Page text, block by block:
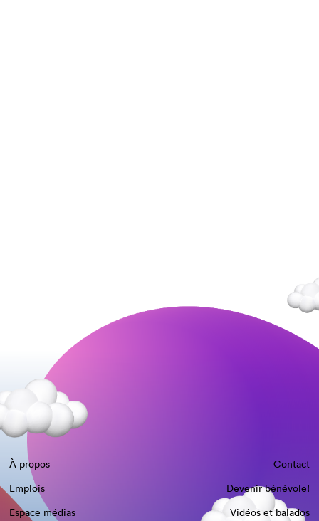
À propos
Contact
Emplois
Devenir bénévole!
Espace médias
Vidéos et balados